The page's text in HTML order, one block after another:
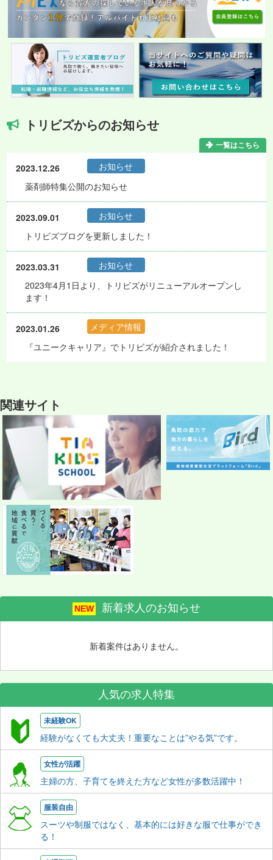
トリビズからのお知らせ
一覧はこちら
2023.12.26
お知らせ
薬剤師特集公開のお知らせ
2023.09.01
お知らせ
トリビズブログを更新しました！
2023.03.31
お知らせ
2023年4月1日より、トリビズがリニューアルオープンし
ます！
2023.01.26
メディア情報
『ユニークキャリア』でトリビズが紹介されました！
関連サイト
NEW 新着求人のお知らせ
新着案件はありません。
人気の求人特集
未経験OK
経験がなくても大丈夫！重要なことは”やる気”です。
女性が活躍
主婦の方、子育てを終えた方など女性が多数活躍中！
服装自由
スーツや制服ではなく、基本的には好きな服で仕事ができ
る！